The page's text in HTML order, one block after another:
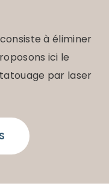
à éliminer
ici le
par laser